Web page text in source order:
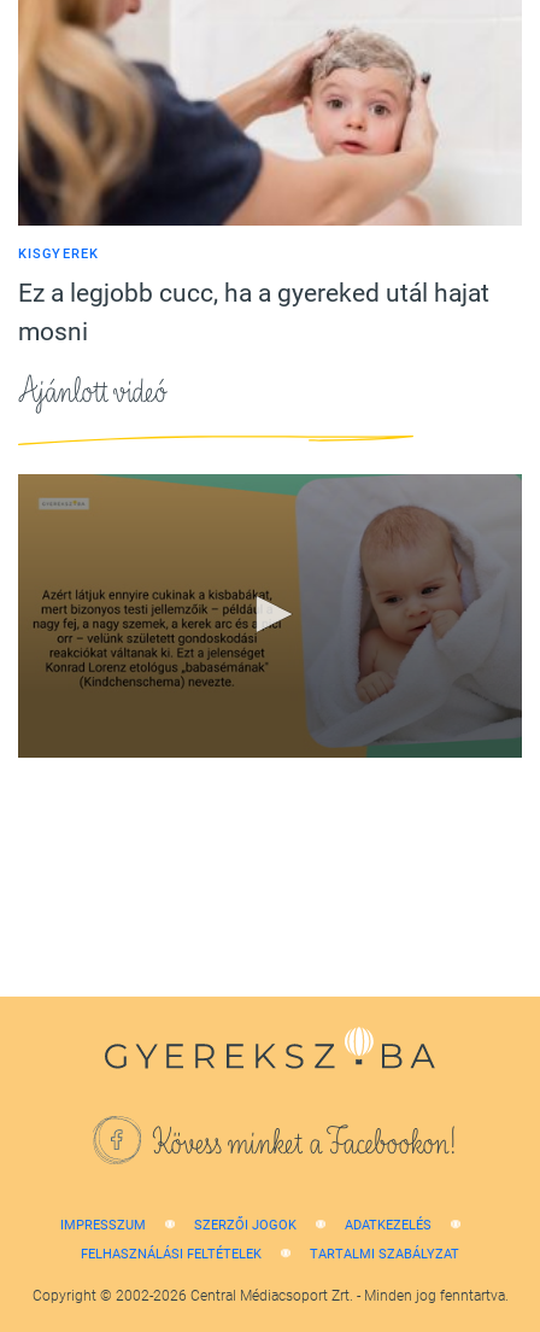
KISGYEREK
Ez a legjobb cucc, ha a gyereked utál hajat
mosni
Ajánlott videó
Kövess minket a Facebookon!
IMPRESSZUM SZERZŐI JOGOK
ADATKEZELÉS
FELHASZNÁLÁSI FELTÉTELEK
TARTALMI SZABÁLYZAT
Copyright © 2002-2026 Central Médiacsoport Zrt. - Minden jog fenntartva.